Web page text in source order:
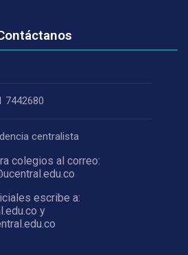
7442680
centralista
colegios al correo:
escribe a:
y